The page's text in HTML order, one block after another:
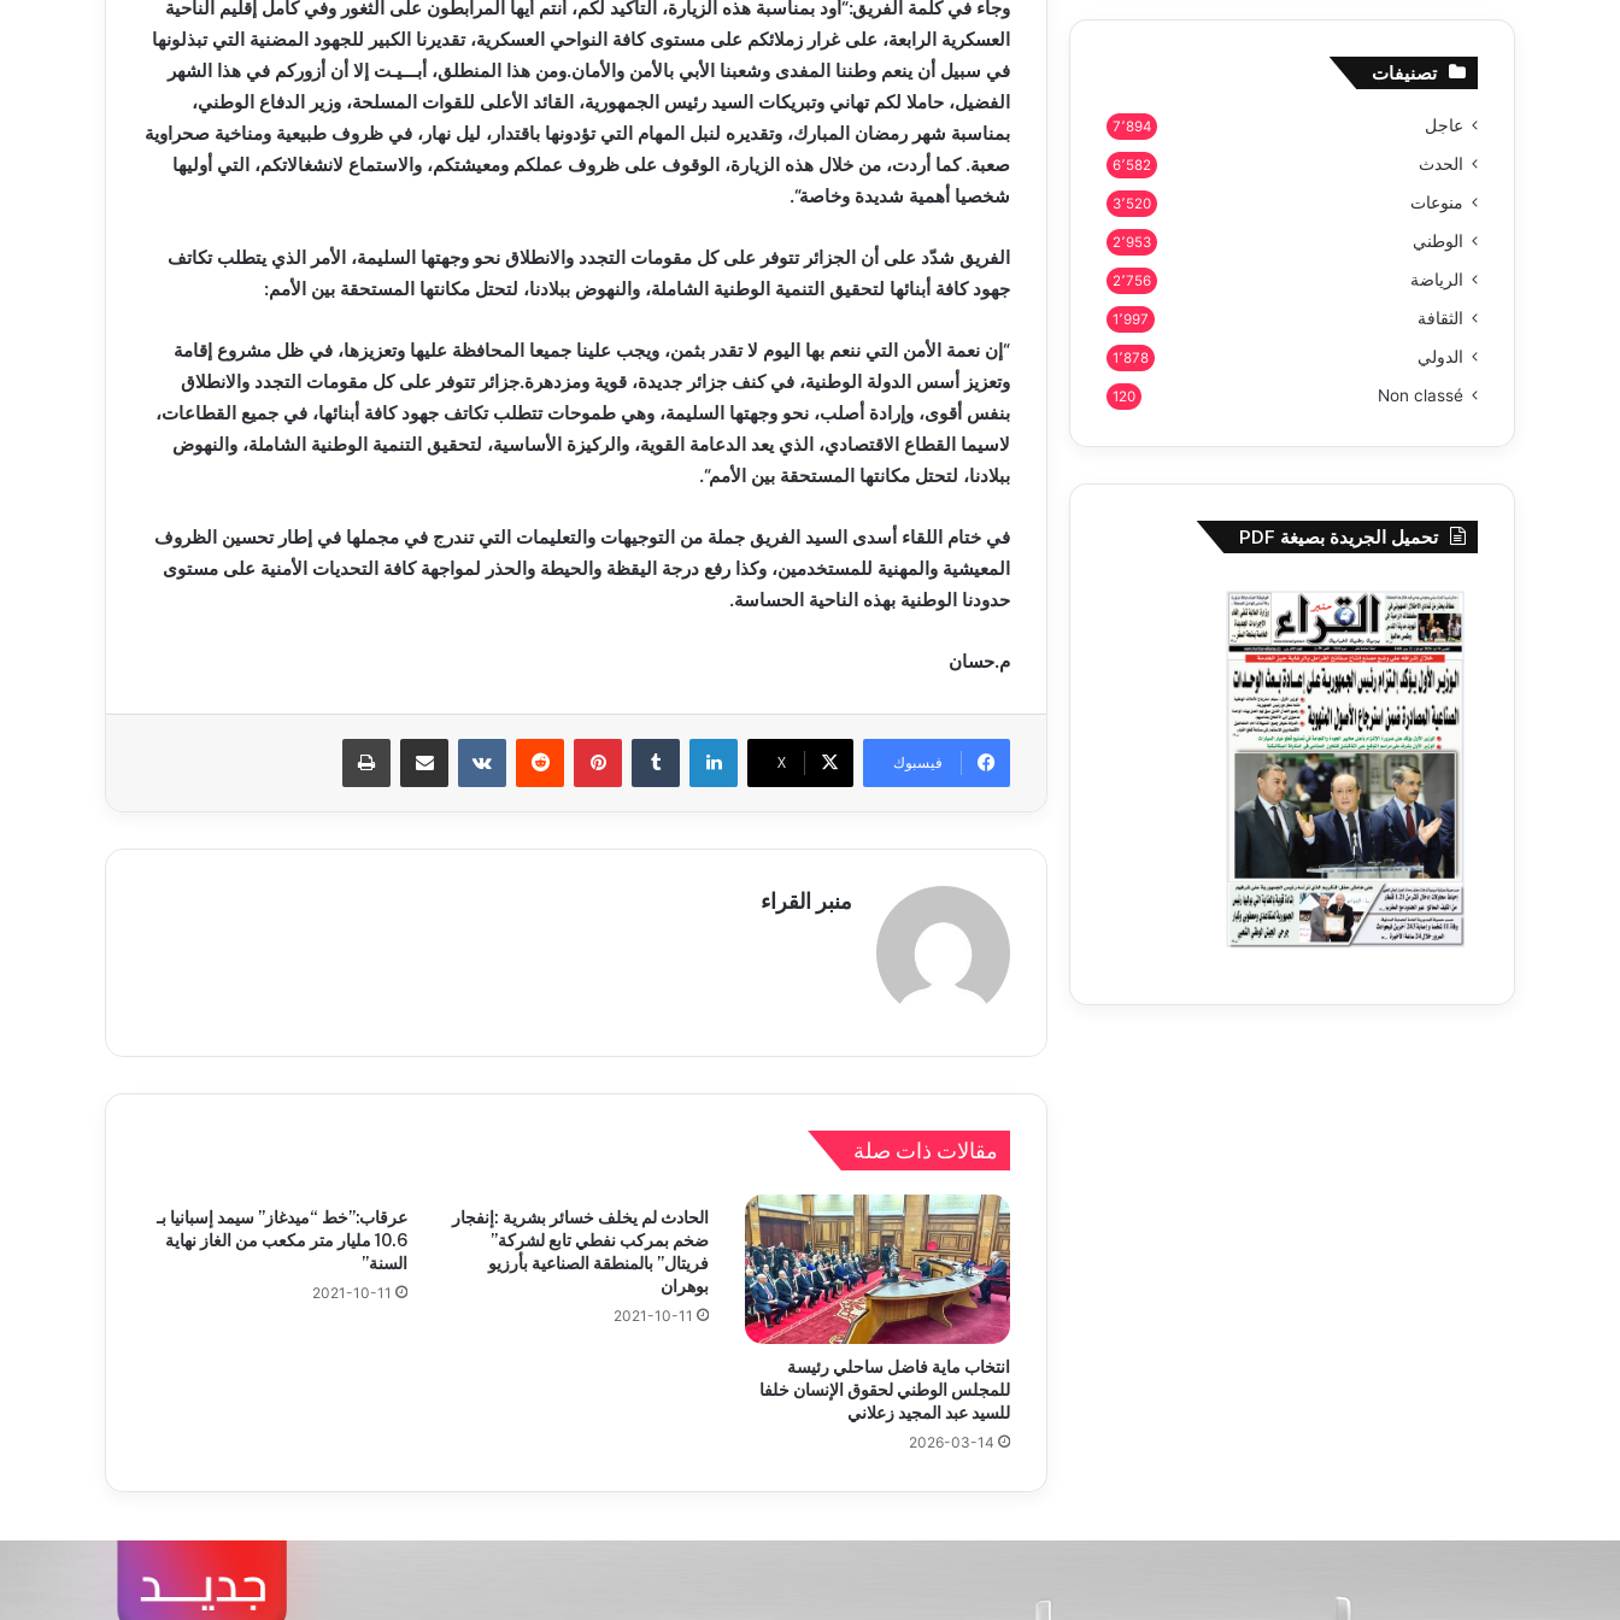
وجاء في كلمة الفريق:“أود بمناسبة هذه الزيارة، التأكيد لكم، أنتم أيها المرابطون على الثغور وفي كامل إقليم الناحية
العسكرية الرابعة، على غرار زملائكم على مستوى كافة النواحي العسكرية، تقديرنا الكبير للجهود المضنية التي تبذلونها
في سبيل أن ينعم وطننا المفدى وشعبنا الأبي بالأمن والأمان.ومن هذا المنطلق، أبـــيـت إلا أن أزوركم في هذا الشهر
الفضيل، حاملا لكم تهاني وتبريكات السيد رئيس الجمهورية، القائد الأعلى للقوات المسلحة، وزير الدفاع الوطني،
بمناسبة شهر رمضان المبارك، وتقديره لنبل المهام التي تؤدونها باقتدار، ليل نهار، في ظروف طبيعية ومناخية صحراوية
صعبة. كما أردت، من خلال هذه الزيارة، الوقوف على ظروف عملكم ومعيشتكم، والاستماع لانشغالاتكم، التي أوليها
شخصيا أهمية شديدة وخاصة“.
الفريق شدّد على أن الجزائر تتوفر على كل مقومات التجدد والانطلاق نحو وجهتها السليمة، الأمر الذي يتطلب تكاتف
جهود كافة أبنائها لتحقيق التنمية الوطنية الشاملة، والنهوض ببلادنا، لتحتل مكانتها المستحقة بين الأمم:
“إن نعمة الأمن التي ننعم بها اليوم لا تقدر بثمن، ويجب علينا جميعا المحافظة عليها وتعزيزها، في ظل مشروع إقامة
وتعزيز أسس الدولة الوطنية، في كنف جزائر جديدة، قوية ومزدهرة.جزائر تتوفر على كل مقومات التجدد والانطلاق
بنفس أقوى، وإرادة أصلب، نحو وجهتها السليمة، وهي طموحات تتطلب تكاتف جهود كافة أبنائها، في جميع القطاعات،
لاسيما القطاع الاقتصادي، الذي يعد الدعامة القوية، والركيزة الأساسية، لتحقيق التنمية الوطنية الشاملة، والنهوض
ببلادنا، لتحتل مكانتها المستحقة بين الأمم“.
في ختام اللقاء أسدى السيد الفريق جملة من التوجيهات والتعليمات التي تندرج في مجملها في إطار تحسين الظروف
المعيشية والمهنية للمستخدمين، وكذا رفع درجة اليقظة والحيطة والحذر لمواجهة كافة التحديات الأمنية على مستوى
حدودنا الوطنية بهذه الناحية الحساسة.
م.حسان
فيسبوك X
لينكدإن بينتيريست مشاركة عبر البريد
منبر القراء
مقالات ذات صلة
انتخاب ماية فاضل ساحلي رئيسة
للمجلس الوطني لحقوق الإنسان خلفا
للسيد عبد المجيد زعلاني
2026-03-14
الحادث لم يخلف خسائر بشرية :إنفجار
ضخم بمركب نفطي تابع لشركة”
فريتال” بالمنطقة الصناعية بأرزيو
بوهران
2021-10-11
عرقاب:”خط “ميدغاز” سيمد إسبانيا بـ
10.6 مليار متر مكعب من الغاز نهاية
السنة”
2021-10-11
تصنيفات
عاجل 7٬894
الحدث 6٬582
منوعات 3٬520
الوطني 2٬953
الرياضة 2٬756
الثقافة 1٬997
الدولي 1٬878
Non classé
120
تحميل الجريدة بصيغة PDF